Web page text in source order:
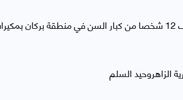
الزاهروحيد السلم